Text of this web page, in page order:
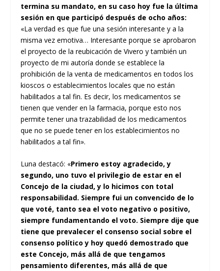
termina su mandato, en su caso hoy fue la última
sesión en que participó después de ocho años:
«La verdad es que fue una sesión interesante y a la
misma vez emotiva… Interesante porque se aprobaron
el proyecto de la reubicación de Vivero y también un
proyecto de mi autoría donde se establece la
prohibición de la venta de medicamentos en todos los
kioscos o establecimientos locales que no están
habilitados a tal fin. Es decir, los medicamentos se
tienen que vender en la farmacia, porque esto nos
permite tener una trazabilidad de los medicamentos
que no se puede tener en los establecimientos no
habilitados a tal fin».
Luna destacó: «Primero estoy agradecido, y
segundo, uno tuvo el privilegio de estar en el
Concejo de la ciudad, y lo hicimos con total
responsabilidad. Siempre fui un convencido de lo
que voté, tanto sea el voto negativo o positivo,
siempre fundamentando el voto. Siempre dije que
tiene que prevalecer el consenso social sobre el
consenso político y hoy quedó demostrado que
este Concejo, más allá de que tengamos
pensamiento diferentes, más allá de que